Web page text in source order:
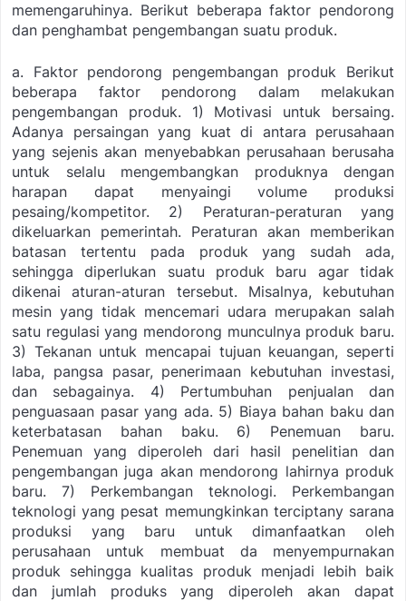
memengaruhinya. Berikut beberapa faktor pendorong
dan penghambat pengembangan suatu produk.
a. Faktor pendorong pengembangan produk Berikut
beberapa faktor pendorong dalam melakukan
pengembangan produk.
1) Motivasi untuk bersaing.
Adanya persaingan yang kuat di antara perusahaan
yang sejenis akan menyebabkan perusahaan berusaha
untuk selalu mengembangkan produknya dengan
harapan dapat menyaingi volume produksi
pesaing/kompetitor.
2) Peraturan-peraturan yang
dikeluarkan pemerintah. Peraturan akan memberikan
batasan tertentu pada produk yang sudah ada,
sehingga diperlukan suatu produk baru agar tidak
dikenai aturan-aturan tersebut. Misalnya, kebutuhan
mesin yang tidak mencemari udara merupakan salah
satu regulasi yang mendorong munculnya produk baru.
3) Tekanan untuk mencapai tujuan keuangan, seperti
laba, pangsa pasar, penerimaan kebutuhan investasi,
dan sebagainya.
4) Pertumbuhan penjualan dan
penguasaan pasar yang ada. 5) Biaya bahan baku dan
keterbatasan bahan baku.
6) Penemuan baru.
Penemuan yang diperoleh dari hasil penelitian dan
pengembangan juga akan mendorong lahirnya produk
baru.
7) Perkembangan teknologi. Perkembangan
teknologi yang pesat memungkinkan terciptany sarana
produksi yang baru untuk dimanfaatkan oleh
perusahaan untuk membuat da menyempurnakan
produk sehingga kualitas produk menjadi lebih baik
dan jumlah produks yang diperoleh akan dapat